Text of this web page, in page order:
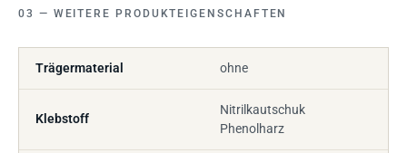
WEITERE PRODUKTEIGENSCHAFTEN
Trägermaterial ohne
Klebstoff
Nitrilkautschuk
Phenolharz